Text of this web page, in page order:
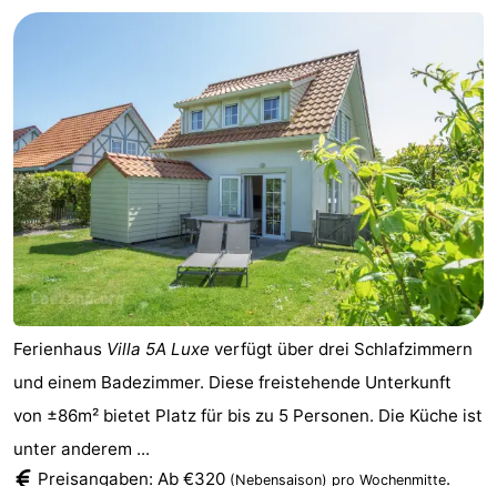
Ferienhaus Villa 5A Luxe verfügt über drei Schlafzimmern
und einem Badezimmer. Diese freistehende Unterkunft
von ±86m² bietet Platz für bis zu 5 Personen. Die Küche ist
unter anderem ...
Preisangaben: Ab €320 (Nebensaison) pro Wochenmitte.